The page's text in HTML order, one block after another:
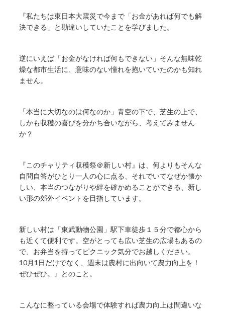
『私たちは東日本大震災で今まで「お金があれば何でも解
決できる」と勘違いしていたことを学びました。
逆にいえば「お金がなければ何もできない」そんな無味乾
燥な都市生活に、意味のない憧れを抱いていたのかも知れ
ません。
「本当に大切なのは何なのか」青空の下で、芝生の上で、
しかも収穫の喜びを分かち合いながら、考えてみません
か？
『このチャリティ収穫祭＠新しい村』は、何よりもそんな
自問自答がひとり一人の心に点る、それでいてなぜか懐か
しい、本当のつながりや絆を確かめることができる、新し
い形の郊外イベントを目指しています。
新しい村は「東武動物公園」駅下車徒歩１５分で都心から
も近くて便利です。空がとっても広い芝生の広場もあるの
で、お弁当を持ってピクニック気分でお越しください。
10月1日だけでなく、週末は農村に出向いて農力向上を！
ぜひぜひ。』とのこと。
こんなに整っている会場で体験すれば農力向上は間違いな